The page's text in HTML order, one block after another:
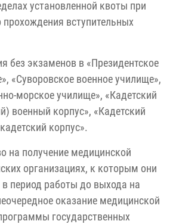
установленной квоты при
вступительных
без экзаменов в «Президентское
«Суворовское военное училище»,
морское училище», «Кадетский
военный корпус», «Кадетский
корпус».
на получение медицинской
организациях, к которым они
период работы до выхода на
оказание медицинской
государственных